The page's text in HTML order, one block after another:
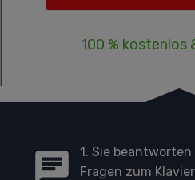
100 % kostenlos
1. Sie
Fragen zum